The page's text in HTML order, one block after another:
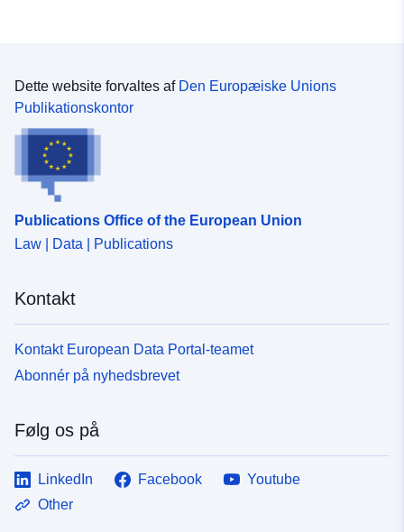
Dette website forvaltes af Den Europæiske Unions
Publikationskontor
Publications Office of the European Union
Law | Data | Publications
Kontakt
Kontakt European Data Portal-teamet
Abonnér på nyhedsbrevet
Følg os på
LinkedIn Facebook
Youtube
Other